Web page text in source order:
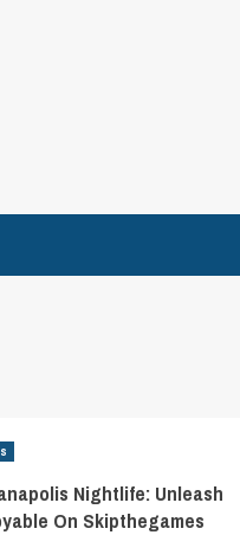
Nightlife: Unleash
On Skipthegames